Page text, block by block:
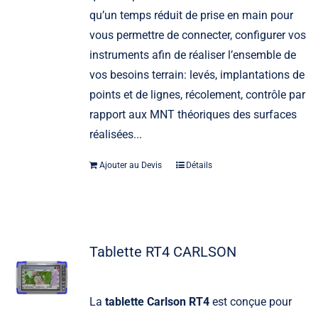
qu’un temps réduit de prise en main pour
vous permettre de connecter, configurer vos
instruments afin de réaliser l’ensemble de
vos besoins terrain: levés, implantations de
points et de lignes, récolement, contrôle par
rapport aux MNT théoriques des surfaces
réalisées...
Ajouter au Devis Détails
Tablette RT4 CARLSON
La tablette Carlson RT4est conçue pour